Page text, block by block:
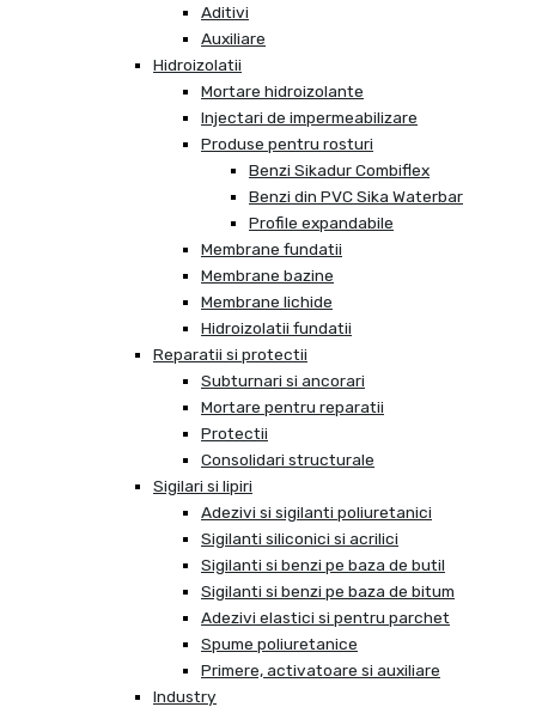
Aditivi
Auxiliare
Hidroizolatii
Mortare hidroizolante
Injectari de impermeabilizare
Produse pentru rosturi
Benzi Sikadur Combiflex
Benzi din PVC Sika Waterbar
Profile expandabile
Membrane fundatii
Membrane bazine
Membrane lichide
Hidroizolatii fundatii
Reparatii si protectii
Subturnari si ancorari
Mortare pentru reparatii
Protectii
Consolidari structurale
Sigilari si lipiri
Adezivi si sigilanti poliuretanici
Sigilanti siliconici si acrilici
Sigilanti si benzi pe baza de butil
Sigilanti si benzi pe baza de bitum
Adezivi elastici si pentru parchet
Spume poliuretanice
Primere, activatoare si auxiliare
Industry